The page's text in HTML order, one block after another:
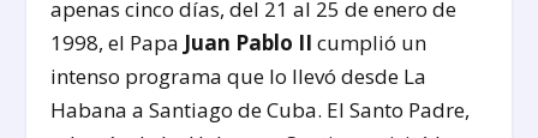
apenas cinco días, del 21 al 25 de enero de
1998, el Papa Juan Pablo IIcumplió un
intenso programa que lo llevó desde La
Habana a Santiago de Cuba. El Santo Padre,